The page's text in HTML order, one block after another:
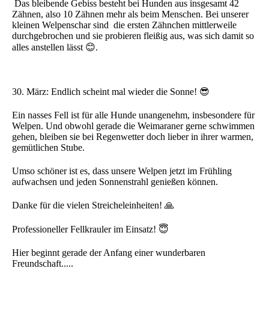
Das bleibende Gebiss besteht bei Hunden aus insgesamt 42
Zähnen, also 10 Zähnen mehr als beim Menschen. Bei unserer
kleinen Welpenschar sind die ersten Zähnchen mittlerweile
durchgebrochen und sie probieren fleißig aus, was sich damit so
alles anstellen lässt 😊.
30. März: Endlich scheint mal wieder die Sonne! 😎
Ein nasses Fell ist für alle Hunde unangenehm, insbesondere für
Welpen. Und obwohl gerade die Weimaraner gerne schwimmen
gehen, bleiben sie bei Regenwetter doch lieber in ihrer warmen,
gemütlichen Stube.
Umso schöner ist es, dass unsere Welpen jetzt im Frühling
aufwachsen und jeden Sonnenstrahl genießen können.
Danke für die vielen Streicheleinheiten! 🙏
Professioneller Fellkrauler im Einsatz! 😇
Hier beginnt gerade der Anfang einer wunderbaren
Freundschaft.....